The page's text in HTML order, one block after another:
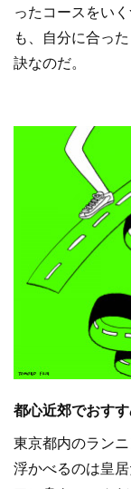
ったコースをい
も、自分に合っ
訣なのだ。
都心近郊でおす
東京都内のラン
浮かべるのは皇